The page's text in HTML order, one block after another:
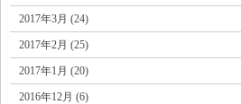
2017年3月 (24)
2017年2月 (25)
2017年1月 (20)
2016年12月 (6)